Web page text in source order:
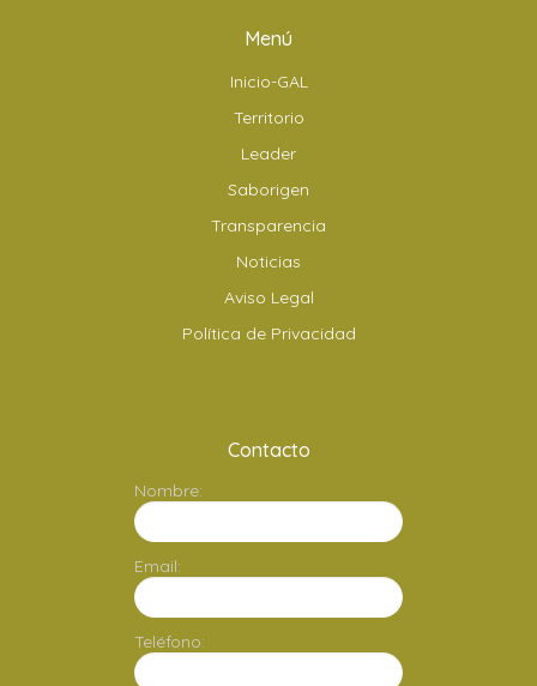
Menú
Inicio-GAL
Territorio
Leader
Saborigen
Transparencia
Noticias
Aviso Legal
Política de Privacidad
Contacto
Nombre:
Email:
Teléfono: